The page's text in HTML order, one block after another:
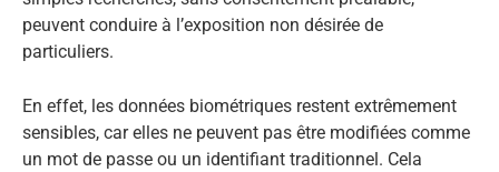
peuvent conduire à l’exposition non désirée de
particuliers.
En effet, les données biométriques restent extrêmement
sensibles, car elles ne peuvent pas être modifiées comme
un mot de passe ou un identifiant traditionnel. Cela